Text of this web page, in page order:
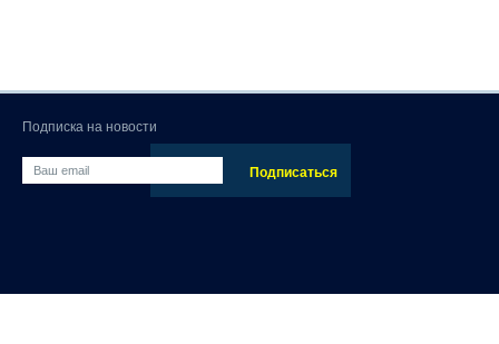
Подписка на новости